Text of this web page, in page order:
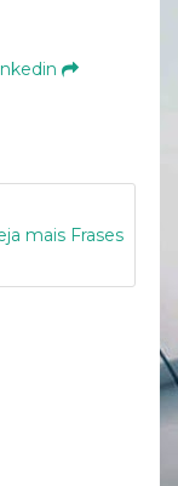
mais Frases